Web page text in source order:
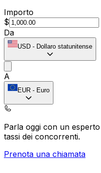
Importo
$
Da
USD - Dollaro statunitense
A
EUR - Euro
Parla oggi con un
tassi dei concorrenti.
Prenota una chiamata